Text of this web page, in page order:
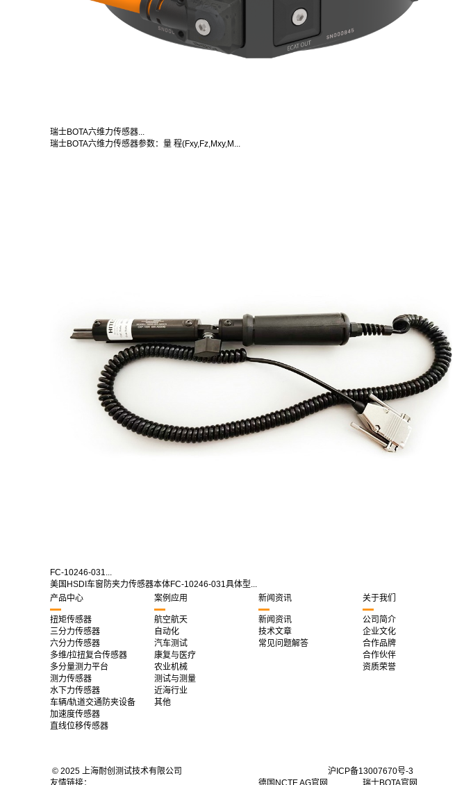
瑞士BOTA六维力传感器...
瑞士BOTA六维力传感器参数：量 程(Fxy,Fz,Mxy,M...
FC-10246-031...
美国HSDI车窗防夹力传感器本体FC-10246-031具体型...
产品中心
扭矩传感器
三分力传感器
六分力传感器
多维/拉扭复合传感器
多分量测力平台
测力传感器
水下力传感器
车辆/轨道交通防夹设备
加速度传感器
直线位移传感器
案例应用
航空航天
自动化
汽车测试
康复与医疗
农业机械
测试与测量
近海行业
其他
新闻资讯
新闻资讯
技术文章
常见问题解答
关于我们
公司简介
企业文化
合作品牌
合作伙伴
资质荣誉
© 2025 上海耐创测试技术有限公司 沪ICP备13007670号-3
友情链接：
德国NCTE AG官网 瑞士BOTA官网